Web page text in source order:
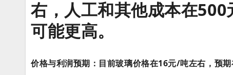
右，人工和其他成本在500
可能更高。
价格与利润预期：目前玻璃价格在16元/吨左右，预